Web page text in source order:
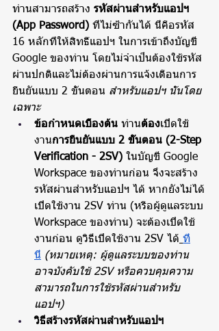
ท่านสามารถสร้าง รหัสผ่านสำหรับแอปฯ
(App Password) ที่ไม่ซ้ำกันได้ นี่คือรหัส
16 หลักที่ให้สิทธิ์แอปฯ ในการเข้าถึงบัญชี
Google ของท่าน โดยไม่จำเป็นต้องใช้รหัส
ผ่านปกติและไม่ต้องผ่านการแจ้งเตือนการ
ยืนยันแบบ 2 ขั้นตอน สำหรับแอปฯ นั้นโดย
เฉพาะ
ข้อกำหนดเบื้องต้น ท่านต้องเปิดใช้
งานการยืนยันแบบ 2 ขั้นตอน (2-Step
Verification - 2SV) ในบัญชี Google
Workspace ของท่านก่อน จึงจะสร้าง
รหัสผ่านสำหรับแอปฯ ได้ หากยังไม่ได้
เปิดใช้งาน 2SV ท่าน (หรือผู้ดูแลระบบ
Workspace ของท่าน) จะต้องเปิดใช้
งานก่อน ดูวิธีเปิดใช้งาน 2SV ได้ ที่
นี่ (หมายเหตุ: ผู้ดูแลระบบของท่าน
อาจบังคับใช้ 2SV หรือควบคุมความ
สามารถในการใช้รหัสผ่านสำหรับ
แอปฯ)
วิธีสร้างรหัสผ่านสำหรับแอปฯ